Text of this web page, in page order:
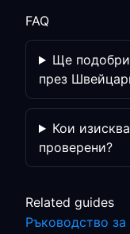
FAQ
Ще
през
Кои
проверени?
Related guides
Ръководство